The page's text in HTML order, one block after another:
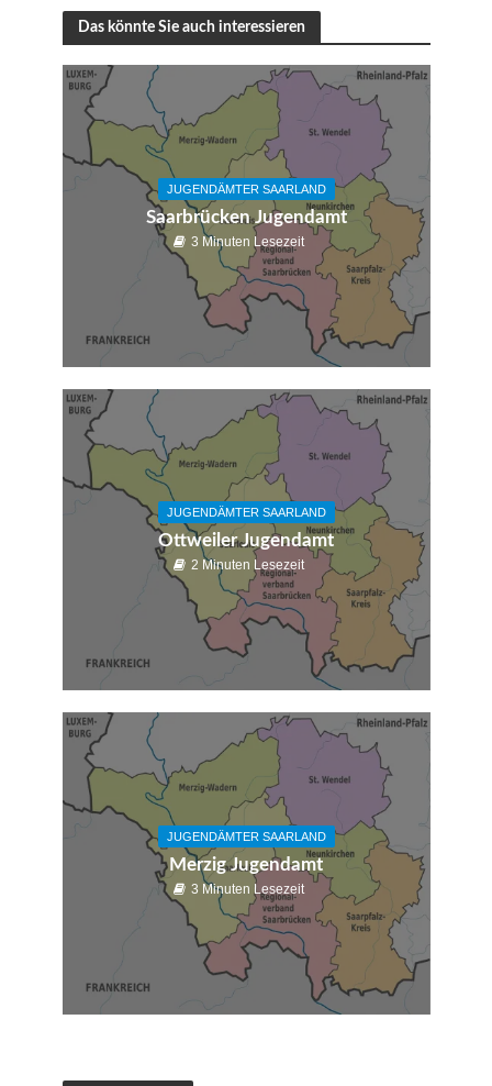
Das könnte Sie auch interessieren
JUGENDÄMTER SAARLAND
Saarbrücken Jugendamt
3 Minuten Lesezeit
JUGENDÄMTER SAARLAND
Ottweiler Jugendamt
2 Minuten Lesezeit
JUGENDÄMTER SAARLAND
Merzig Jugendamt
3 Minuten Lesezeit